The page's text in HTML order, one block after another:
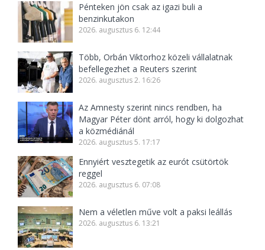
Pénteken jön csak az igazi buli a
benzinkutakon
2026. augusztus 6. 12:44
Több, Orbán Viktorhoz közeli vállalatnak
befellegezhet a Reuters szerint
2026. augusztus 2. 16:26
Az Amnesty szerint nincs rendben, ha
Magyar Péter dönt arról, hogy ki dolgozhat
a közmédiánál
2026. augusztus 5. 17:17
Ennyiért vesztegetik az eurót csütörtök
reggel
2026. augusztus 6. 07:08
Nem a véletlen műve volt a paksi leállás
2026. augusztus 6. 13:21